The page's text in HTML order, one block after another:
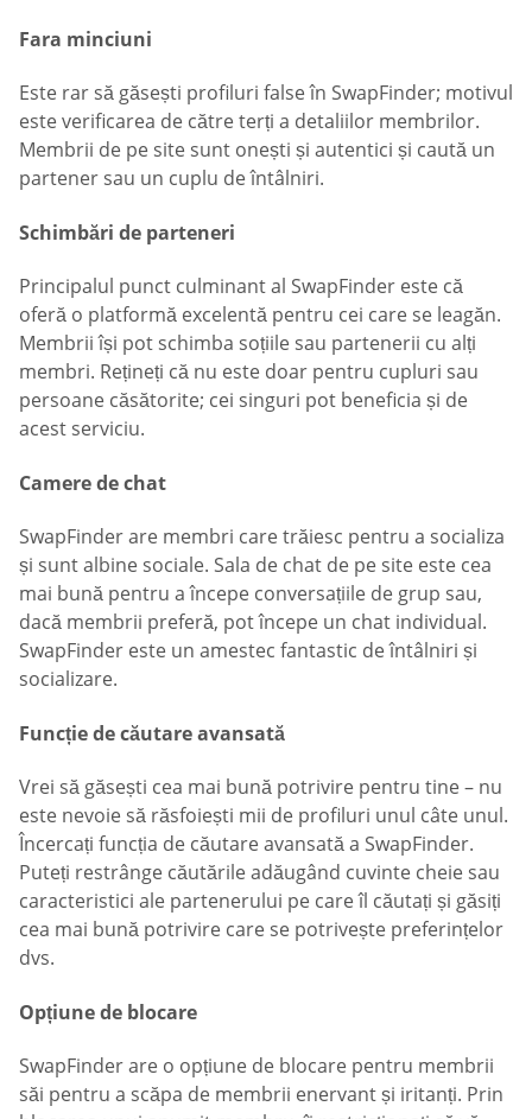
Fara minciuni
Este rar să găsești profiluri false în SwapFinder; motivul
este verificarea de către terți a detaliilor membrilor.
Membrii de pe site sunt onești și autentici și caută un
partener sau un cuplu de întâlniri.
Schimbări de parteneri
Principalul punct culminant al SwapFinder este că
oferă o platformă excelentă pentru cei care se leagăn.
Membrii își pot schimba soțiile sau partenerii cu alți
membri. Rețineți că nu este doar pentru cupluri sau
persoane căsătorite; cei singuri pot beneficia și de
acest serviciu.
Camere de chat
SwapFinder are membri care trăiesc pentru a socializa
și sunt albine sociale. Sala de chat de pe site este cea
mai bună pentru a începe conversațiile de grup sau,
dacă membrii preferă, pot începe un chat individual.
SwapFinder este un amestec fantastic de întâlniri și
socializare.
Funcție de căutare avansată
Vrei să găsești cea mai bună potrivire pentru tine – nu
este nevoie să răsfoiești mii de profiluri unul câte unul.
Încercați funcția de căutare avansată a SwapFinder.
Puteți restrânge căutările adăugând cuvinte cheie sau
caracteristici ale partenerului pe care îl căutați și găsiți
cea mai bună potrivire care se potrivește preferințelor
dvs.
Opțiune de blocare
SwapFinder are o opțiune de blocare pentru membrii
săi pentru a scăpa de membrii enervant și iritanți. Prin